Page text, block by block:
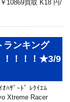
10869買取 K18 円/
ンキング
！！！！★3/9
ﾊｻﾞｰﾄﾞ ﾚｸｲｴﾑ
Xtreme Racer